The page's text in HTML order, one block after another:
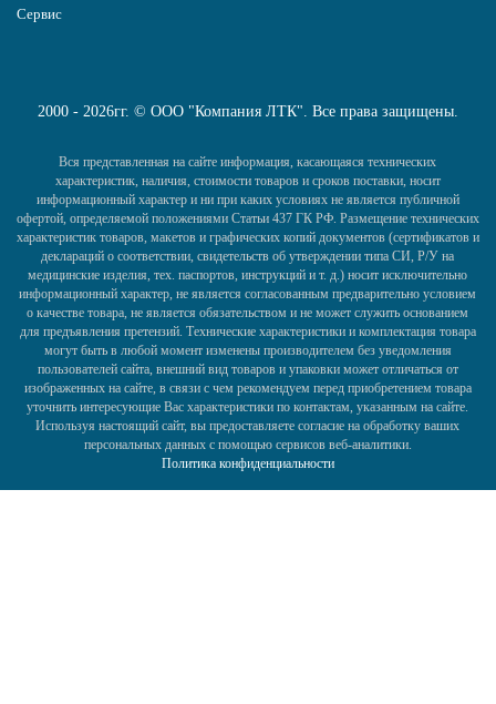
Сервис
2000 - 2026гг. © ООО "Компания ЛТК". Все права защищены.
Вся представленная на сайте информация, касающаяся технических
характеристик, наличия, стоимости товаров и сроков поставки, носит
информационный характер и ни при каких условиях не является публичной
офертой, определяемой положениями Статьи 437 ГК РФ. Размещение технических
характеристик товаров, макетов и графических копий документов (сертификатов и
деклараций о соответствии, свидетельств об утверждении типа СИ, Р/У на
медицинские изделия, тех. паспортов, инструкций и т. д.) носит исключительно
информационный характер, не является согласованным предварительно условием
о качестве товара, не является обязательством и не может служить основанием
для предъявления претензий. Технические характеристики и комплектация товара
могут быть в любой момент изменены производителем без уведомления
пользователей сайта, внешний вид товаров и упаковки может отличаться от
изображенных на сайте, в связи с чем рекомендуем перед приобретением товара
уточнить интересующие Вас характеристики по контактам, указанным на сайте.
Используя настоящий сайт, вы предоставляете согласие на обработку ваших
персональных данных с помощью сервисов веб-аналитики.
Политика конфиденциальности